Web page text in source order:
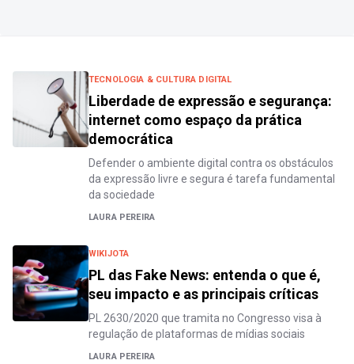
TECNOLOGIA & CULTURA DIGITAL
Liberdade de expressão e segurança:
internet como espaço da prática
democrática
Defender o ambiente digital contra os obstáculos
da expressão livre e segura é tarefa fundamental
da sociedade
LAURA PEREIRA
WIKIJOTA
PL das Fake News: entenda o que é,
seu impacto e as principais críticas
PL 2630/2020 que tramita no Congresso visa à
regulação de plataformas de mídias sociais
LAURA PEREIRA